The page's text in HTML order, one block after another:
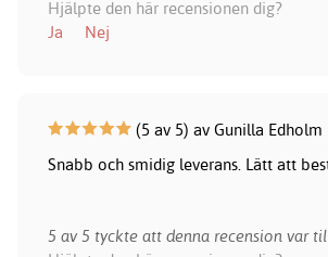
Hjälpte den här recensionen dig?
Ja
Nej
(5 av 5) av Gunilla Edholm
Snabb och smidig leverans. Lätt att
5 av 5 tyckte att denna recension var